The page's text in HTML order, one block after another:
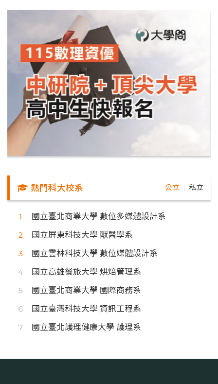
熱門科大校系 公立 私立
國立臺北商業大學 數位多媒體設計系
國立屏東科技大學 獸醫學系
國立雲林科技大學 數位媒體設計系
國立高雄餐旅大學 烘焙管理系
國立臺北商業大學 國際商務系
國立臺灣科技大學 資訊工程系
國立臺北護理健康大學 護理系